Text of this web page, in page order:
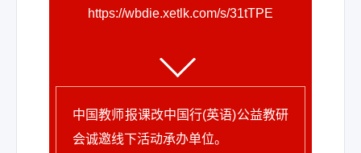
曲靖师范学院外国语学院副教授、副院
应用语言学、区域国别学及爨文化译介
与传播。主持完成国家级和省部级课题7
主编教材6部。曾获“云南省高校优秀班
主任”“曲靖市教育工作先进个人”“红云园
云南师范大学附属小学
室主任。五华区“学科带头人”，五华区先
进教育工作者；官渡区名师，云南省“文
滇英才支持计划”基础教育领域教学名
果一等奖获得者;云南省教育科学研究院
初中英语学科兼职教研员;获昆明市首届
“春城教学名师”称号;获昆明市“有突出贡
献的优秀专业技术人员”称号，获昆明市
“优秀园丁”称号，获昆明市西山区“有突
王雯
昆明市教育科学研究院课程发展研究室
育部“一师一优课、一课一名师”部级/省
级/市级/区级优课名师、第四届全国中小
https://wbdie.xetlk.com/s/31tTPE
中国教师报课改中国行(英语)公益教研
会诚邀线下活动承办单位。